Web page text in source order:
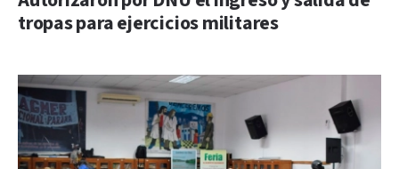
tropas para ejercicios militares